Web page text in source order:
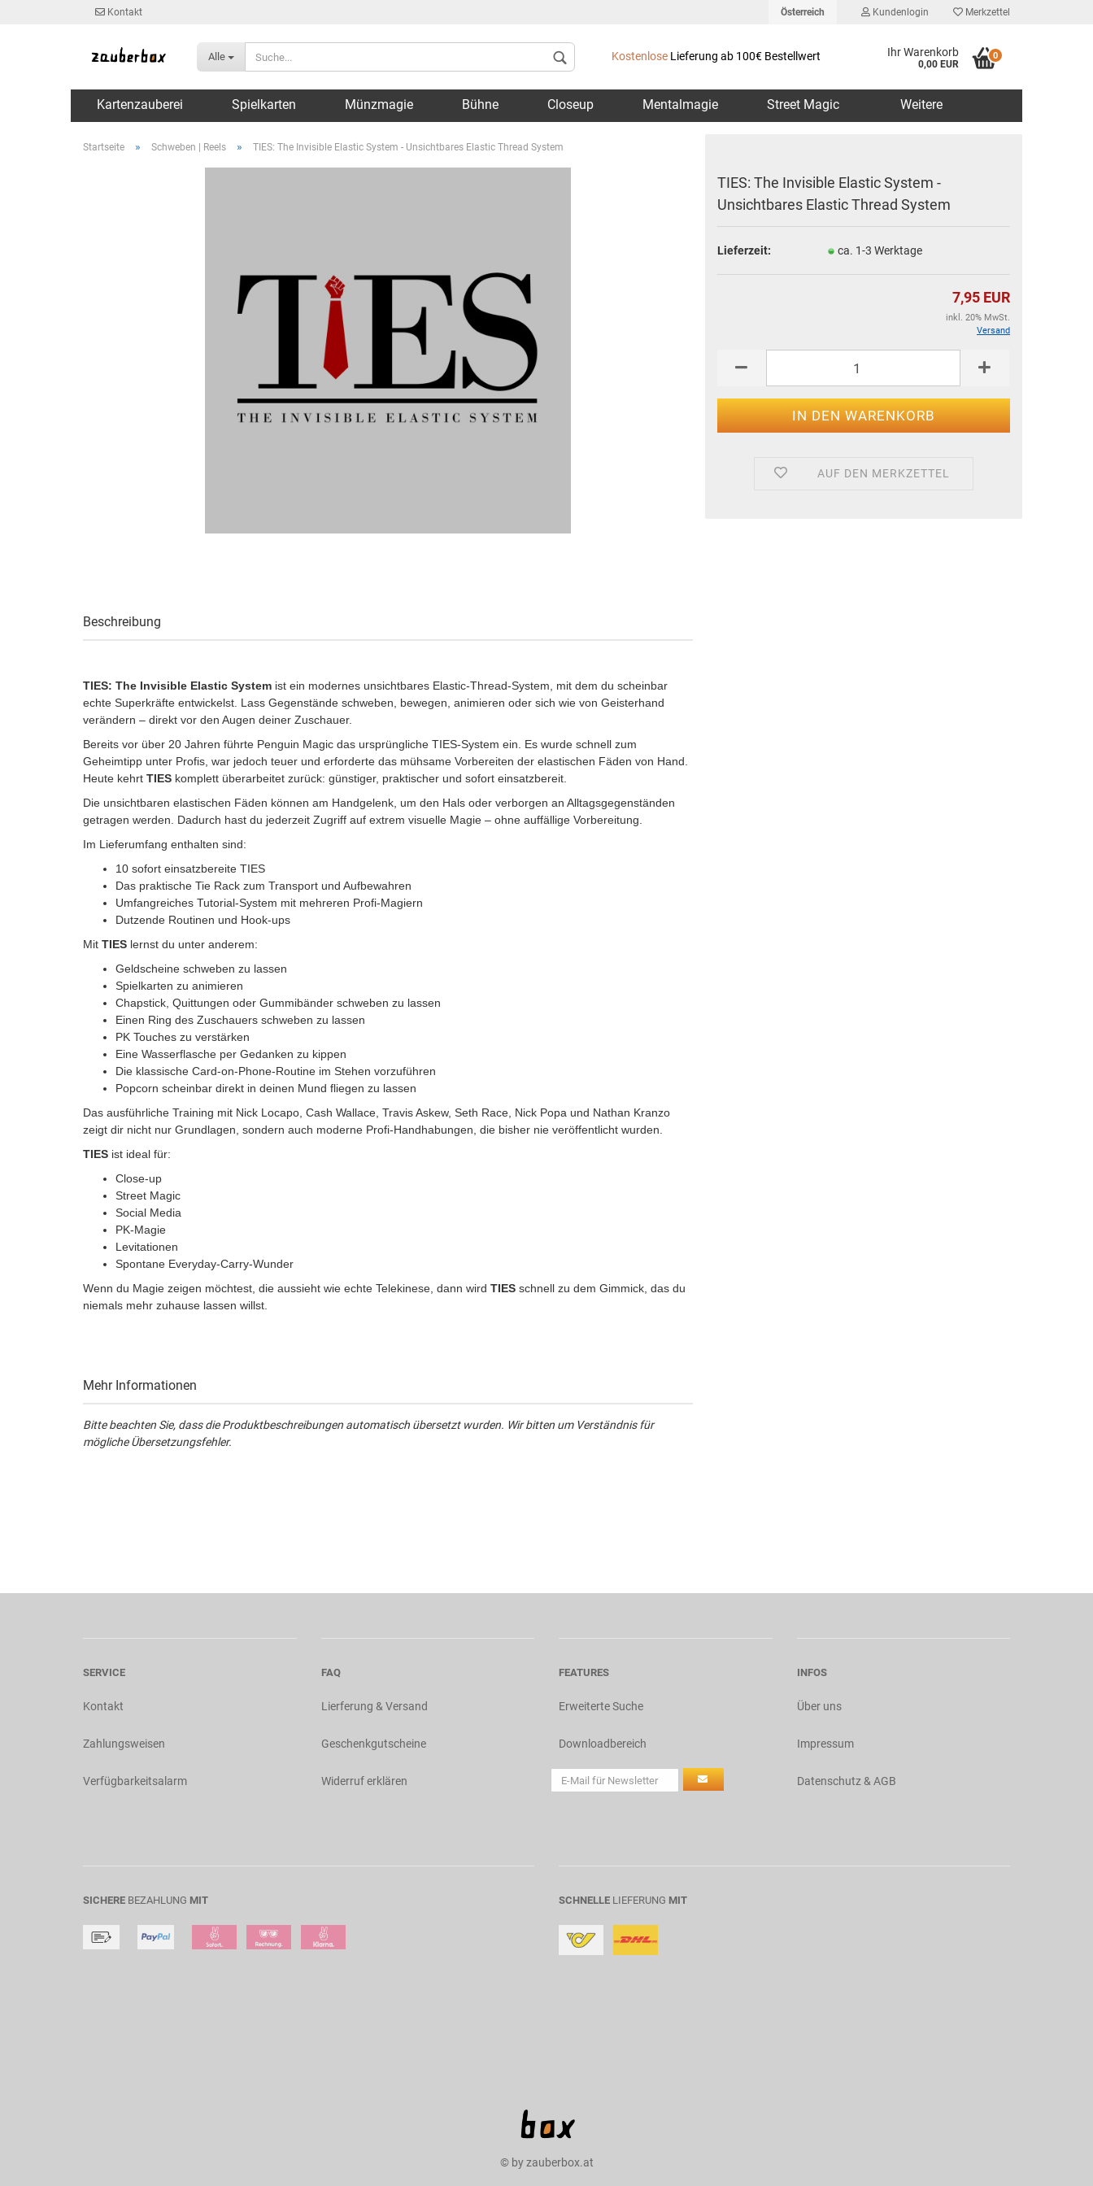
Kontakt Österreich
Lieferland
Kundenlogin Merkzettel
Alle Kostenlose Lieferung ab 100€ Bestellwert Ihr Warenkorb
0,00 EUR
0
Kartenzauberei Spielkarten Münzmagie Bühne Closeup Mentalmagie Street Magic Weitere
Startseite » Schweben | Reels » TIES: The Invisible Elastic System - Unsichtbares Elastic Thread System
TIES: The Invisible Elastic System -
Unsichtbares Elastic Thread System
Lieferzeit: ca. 1-3 Werktage
7,95 EUR
inkl. 20% MwSt.
Versand
AUF DEN MERKZETTEL
Beschreibung
TIES: The Invisible Elastic System ist ein modernes unsichtbares Elastic-Thread-System, mit dem du scheinbar
echte Superkräfte entwickelst. Lass Gegenstände schweben, bewegen, animieren oder sich wie von Geisterhand
verändern – direkt vor den Augen deiner Zuschauer.
Bereits vor über 20 Jahren führte Penguin Magic das ursprüngliche TIES-System ein. Es wurde schnell zum
Geheimtipp unter Profis, war jedoch teuer und erforderte das mühsame Vorbereiten der elastischen Fäden von Hand.
Heute kehrt TIES komplett überarbeitet zurück: günstiger, praktischer und sofort einsatzbereit.
Die unsichtbaren elastischen Fäden können am Handgelenk, um den Hals oder verborgen an Alltagsgegenständen
getragen werden. Dadurch hast du jederzeit Zugriff auf extrem visuelle Magie – ohne auffällige Vorbereitung.
Im Lieferumfang enthalten sind:
10 sofort einsatzbereite TIES
Das praktische Tie Rack zum Transport und Aufbewahren
Umfangreiches Tutorial-System mit mehreren Profi-Magiern
Dutzende Routinen und Hook-ups
Mit TIES lernst du unter anderem:
Geldscheine schweben zu lassen
Spielkarten zu animieren
Chapstick, Quittungen oder Gummibänder schweben zu lassen
Einen Ring des Zuschauers schweben zu lassen
PK Touches zu verstärken
Eine Wasserflasche per Gedanken zu kippen
Die klassische Card-on-Phone-Routine im Stehen vorzuführen
Popcorn scheinbar direkt in deinen Mund fliegen zu lassen
Das ausführliche Training mit Nick Locapo, Cash Wallace, Travis Askew, Seth Race, Nick Popa und Nathan Kranzo
zeigt dir nicht nur Grundlagen, sondern auch moderne Profi-Handhabungen, die bisher nie veröffentlicht wurden.
TIES ist ideal für:
Close-up
Street Magic
Social Media
PK-Magie
Levitationen
Spontane Everyday-Carry-Wunder
Wenn du Magie zeigen möchtest, die aussieht wie echte Telekinese, dann wird TIES schnell zu dem Gimmick, das du
niemals mehr zuhause lassen willst.
Mehr Informationen
Bitte beachten Sie, dass die Produktbeschreibungen automatisch übersetzt wurden. Wir bitten um Verständnis für
mögliche Übersetzungsfehler.
SERVICE
Kontakt
Zahlungsweisen
Verfügbarkeitsalarm
FAQ
Lierferung & Versand
Geschenkgutscheine
Widerruf erklären
FEATURES
Erweiterte Suche
Downloadbereich
INFOS
Über uns
Impressum
Datenschutz & AGB
SICHERE BEZAHLUNG MIT SCHNELLE LIEFERUNG MIT
© by zauberbox.at